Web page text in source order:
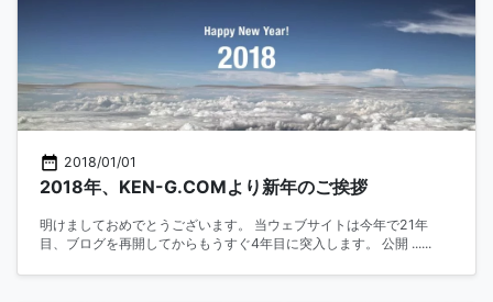
2018/01/01
2018年、KEN-G.COMより新年のご挨拶
明けましておめでとうございます。 当ウェブサイトは今年で21年
目、ブログを再開してからもうすぐ4年目に突入します。 公開 ......